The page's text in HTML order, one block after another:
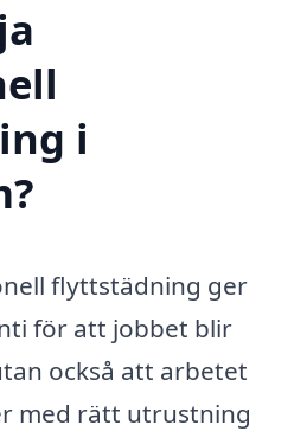
i
flyttstädning ger
för att jobbet blir
också att arbetet
med rätt utrustning